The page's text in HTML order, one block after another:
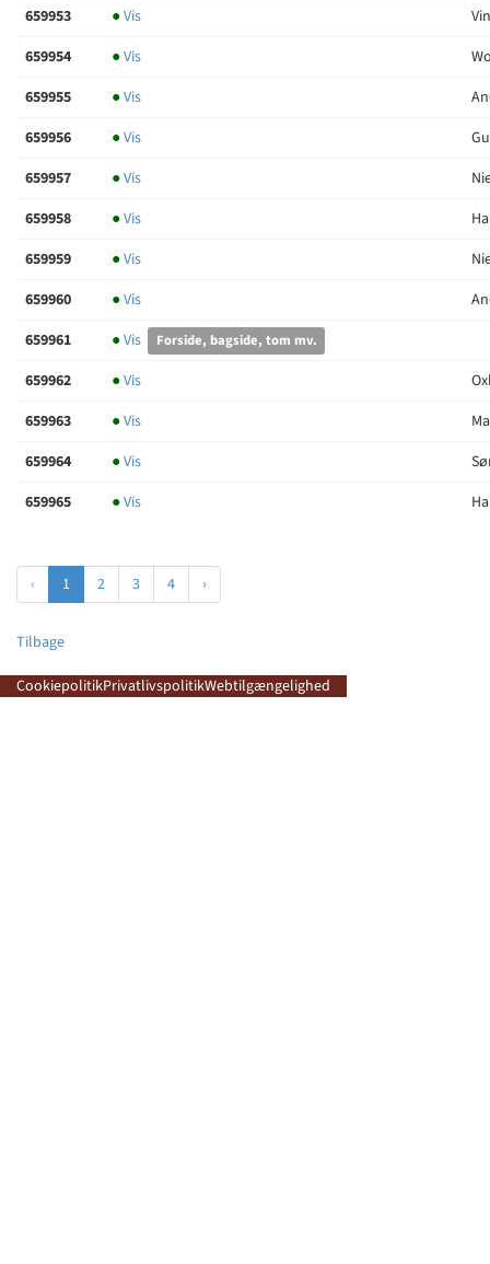
659953
●Vis
659954
●Vis
659955
●Vis
659956
●Vis
659957
●Vis
659958
●Vis
659959
●Vis
659960
●Vis
659961
●Vis Forside, bagside, tom mv.
659962 ●Vis
659963
●Vis
659964
●Vis
659965
●Vis
‹ 1 2 3 4 ›
Tilbage
CookiepolitikPrivatlivspolitikWebtilgængelighed